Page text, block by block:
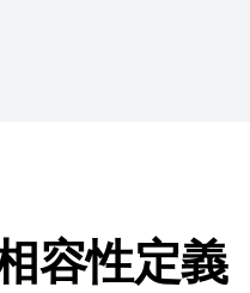
容性定義